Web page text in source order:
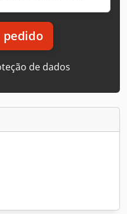
pedido
de dados